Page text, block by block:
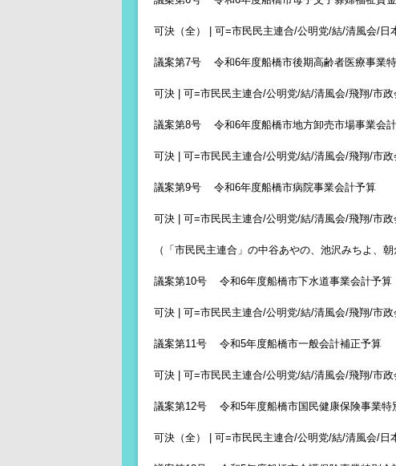
可決（全） | 可=市民民主連合/公明党/結/清風会
議案第7号 令和6年度船橋市後期高齢者医療事業
可決 | 可=市民民主連合/公明党/結/清風会/飛翔/
議案第8号 令和6年度船橋市地方卸売市場事業会
可決 | 可=市民民主連合/公明党/結/清風会/飛翔/
議案第9号 令和6年度船橋市病院事業会計予算
可決 | 可=市民民主連合/公明党/結/清風会/飛翔/
（「市民民主連合」の中谷あやの、池沢みちよ、
議案第10号 令和6年度船橋市下水道事業会計予算
可決 | 可=市民民主連合/公明党/結/清風会/飛翔/
議案第11号 令和5年度船橋市一般会計補正予算
可決 | 可=市民民主連合/公明党/結/清風会/飛翔/市
議案第12号 令和5年度船橋市国民健康保険事業特
可決（全） | 可=市民民主連合/公明党/結/清風会